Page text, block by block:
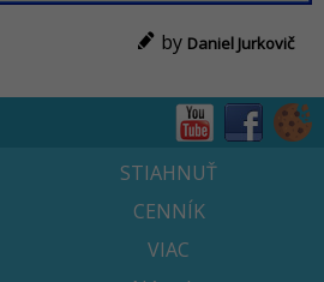
by Daniel Jurkovič
STIAHNUŤ
CENNÍK
VIAC